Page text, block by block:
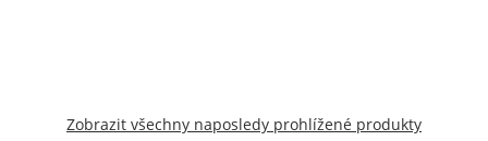
Zobrazit všechny naposledy prohlížené produkty